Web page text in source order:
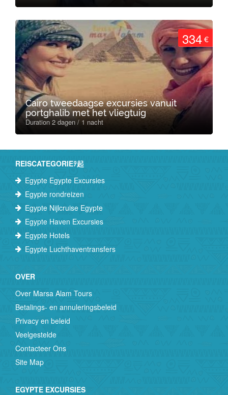
334€
Cairo tweedaagse excursies vanuit
portghalib met het vliegtuig
Duration 2 dagen / 1 nacht
REISCATEGORIEﾃ起
Egypte Egypte Excursies
Egypte rondreizen
Egypte Nijlcruise Egypte
Egypte Haven Excursies
Egypte Hotels
Egypte Luchthaventransfers
OVER
Over Marsa Alam Tours
Betalings- en annuleringsbeleid
Privacy en beleid
Veelgestelde
Contacteer Ons
Site Map
EGYPTE EXCURSIES